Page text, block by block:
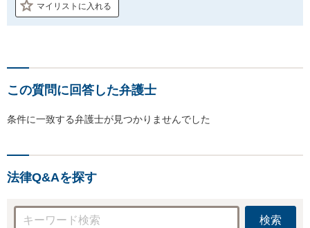
マイリストに入れる
この質問に回答した弁護士
条件に一致する弁護士が見つかりませんでした
法律Q&Aを探す
検索